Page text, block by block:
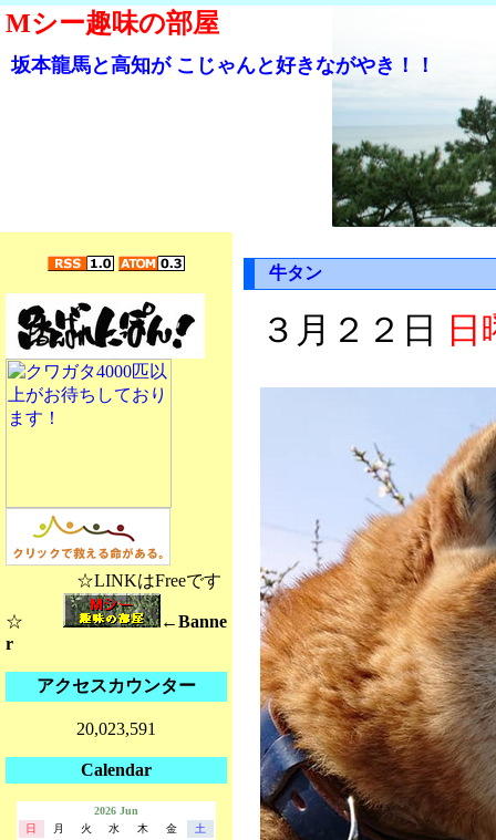
Mシー趣味の部屋
坂本龍馬と高知が こじゃんと好きながやき！！
☆LINKはFreeです
☆
←Banne
r
アクセスカウンター
20,023,591
Calendar
2026 Jun
日
月 火 水 木 金
土
牛タン
３月２２日 日